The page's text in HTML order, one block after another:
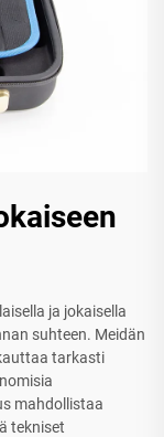
ja jokaisella
suhteen. Meidän
tarkasti
mahdollistaa
tekniset